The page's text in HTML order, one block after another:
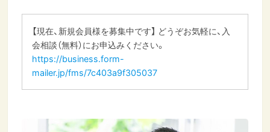
【現在、新規会員様を募集中です】 どうぞお気軽に、入
会相談（無料）にお申込みください。
https://business.form-
mailer.jp/fms/7c403a9f305037